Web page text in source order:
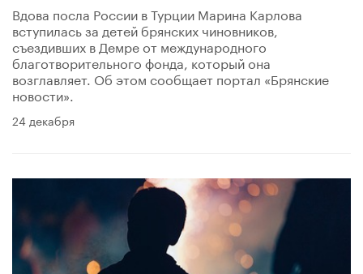
Вдова посла России в Турции Марина Карлова
вступилась за детей брянских чиновников,
съездивших в Демре от международного
благотворительного фонда, который она
возглавляет. Об этом сообщает портал «Брянские
новости».
24 декабря